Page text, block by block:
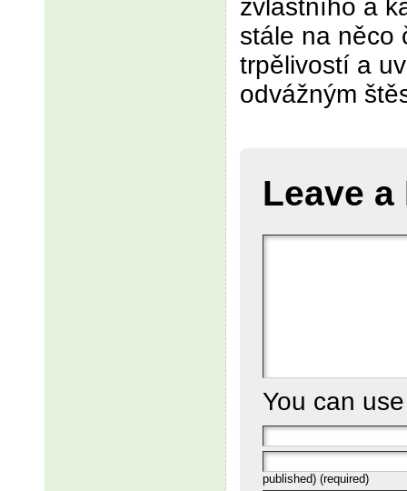
zvláštního a
stále na něco
trpělivostí a
odvážným
Leave a
You can
published) (required)